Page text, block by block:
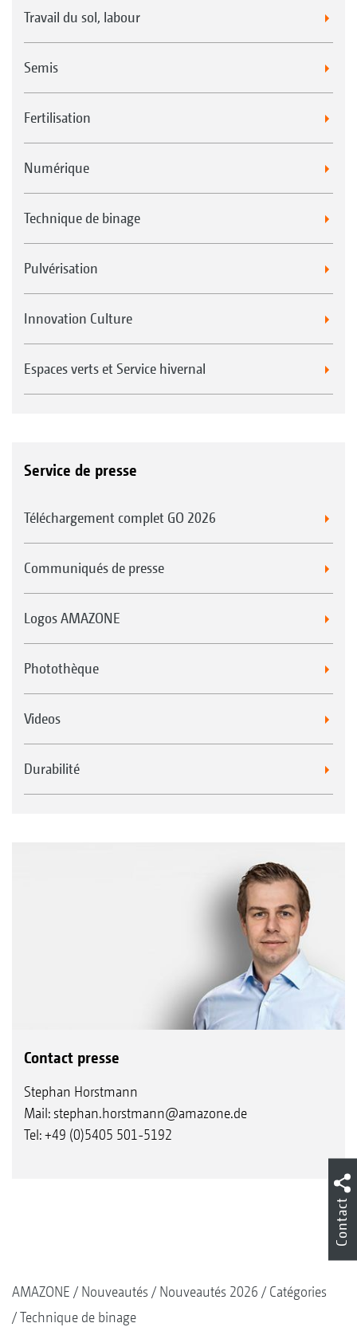
Travail du sol, labour
Semis
Fertilisation
Numérique
Technique de binage
Pulvérisation
Innovation Culture
Espaces verts et Service hivernal
Service de presse
Téléchargement complet GO 2026
Communiqués de presse
Logos AMAZONE
Photothèque
Videos
Durabilité
Contact presse
Stephan Horstmann
Mail:stephan.horstmann@amazone.de
Tel: +49 (0)5405 501-5192
AMAZONE Nouveautés Nouveautés 2026
Catégories
Technique de binage
Contact